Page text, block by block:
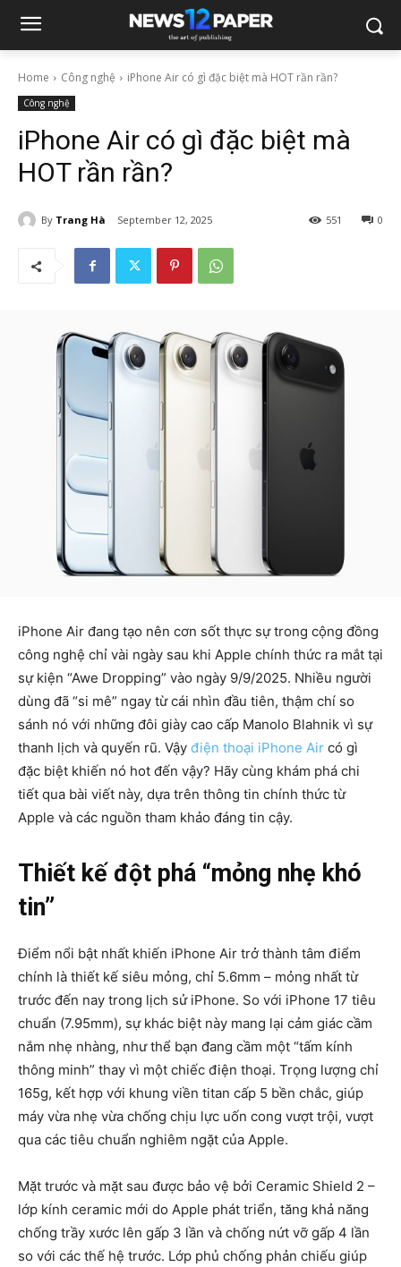
Home Công nghệ iPhone Air có gì đặc biệt mà HOT rần rần?
Công nghệ
iPhone Air có gì đặc biệt mà
HOT rần rần?
By Trang Hà September 12, 2025 0
551
iPhone Air đang tạo nên cơn sốt thực sự trong cộng đồng
công nghệ chỉ vài ngày sau khi Apple chính thức ra mắt tại
sự kiện “Awe Dropping” vào ngày 9/9/2025. Nhiều người
dùng đã “si mê” ngay từ cái nhìn đầu tiên, thậm chí so
sánh nó với những đôi giày cao cấp Manolo Blahnik vì sự
thanh lịch và quyến rũ. Vậy điện thoại iPhone Air có gì
đặc biệt khiến nó hot đến vậy? Hãy cùng khám phá chi
tiết qua bài viết này, dựa trên thông tin chính thức từ
Apple và các nguồn tham khảo đáng tin cậy.
Thiết kế đột phá “mỏng nhẹ khó
tin”
Điểm nổi bật nhất khiến iPhone Air trở thành tâm điểm
chính là thiết kế siêu mỏng, chỉ 5.6mm – mỏng nhất từ
trước đến nay trong lịch sử iPhone. So với iPhone 17 tiêu
chuẩn (7.95mm), sự khác biệt này mang lại cảm giác cầm
nắm nhẹ nhàng, như thể bạn đang cầm một “tấm kính
thông minh” thay vì một chiếc điện thoại. Trọng lượng chỉ
165g, kết hợp với khung viền titan cấp 5 bền chắc, giúp
máy vừa nhẹ vừa chống chịu lực uốn cong vượt trội, vượt
qua các tiêu chuẩn nghiêm ngặt của Apple.
Mặt trước và mặt sau được bảo vệ bởi Ceramic Shield 2 –
lớp kính ceramic mới do Apple phát triển, tăng khả năng
chống trầy xước lên gấp 3 lần và chống nứt vỡ gấp 4 lần
so với các thế hệ trước. Lớp phủ chống phản chiếu giúp